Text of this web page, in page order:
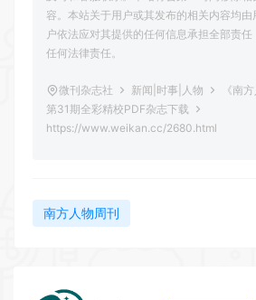
容。本站关于用户或其发布的相关内容均由
户依法应对其提供的任何信息承担全部责任
任何法律责任。
微刊杂志社 新闻|时事|人物
《南
第31期全彩精校PDF杂志下载
https://www.weikan.cc/2680.html
南方人物周刊